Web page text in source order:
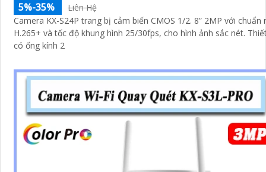
5%-35%
Liên Hệ
Camera KX-S24P trang bị cảm biến CMOS 1/2. 8” 2MP với chuẩn
H.265+ và tốc độ khung hình 25/30fps, cho hình ảnh sắc nét. Thiết bị
có ống kính 2